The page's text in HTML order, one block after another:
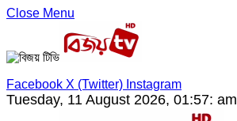
Close Menu
Facebook X (Twitter) Instagram
Tuesday, 11 August 2026, 01:57: am